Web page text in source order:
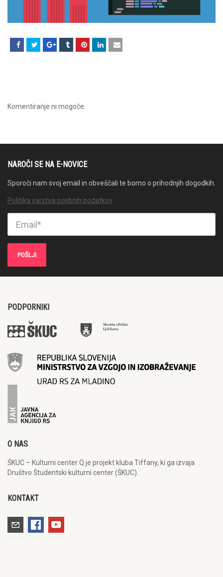
Komentiranje ni mogoče.
NAROČI SE NA E-NOVICE
Sporoči nam svoj email in obveščali te bomo o prihodnjih dogodkih.
Politika varstva osebnih podatkov
PODPORNIKI
O NAS
ŠKUC – Kulturni center Q je projekt kluba Tiffany, ki ga izvaja
Društvo Študentski kulturni center (ŠKUC).
KONTAKT